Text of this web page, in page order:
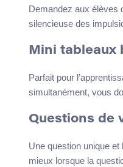
Demandez aux élèves
silencieuse des
Mini tableaux
Parfait pour
simultanément, vous
Questions de
Une question unique
mieux lorsque la